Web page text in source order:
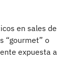
en sales de
“gourmet” o
expuesta a